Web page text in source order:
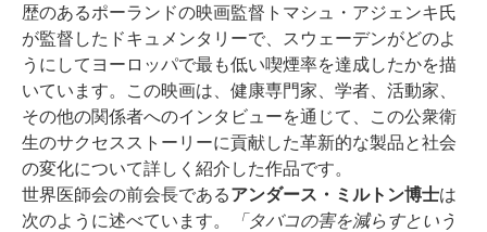
歴のあるポーランドの映画監督トマシュ・アジェンキ氏
が監督したドキュメンタリーで、スウェーデンがどのよ
うにしてヨーロッパで最も低い喫煙率を達成したかを描
いています。この映画は、健康専門家、学者、活動家、
その他の関係者へのインタビューを通じて、この公衆衛
生のサクセスストーリーに貢献した革新的な製品と社会
の変化について詳しく紹介した作品です。
世界医師会の前会長であるアンダース・ミルトン博士は
次のように述べています。
「タバコの害を減らすという